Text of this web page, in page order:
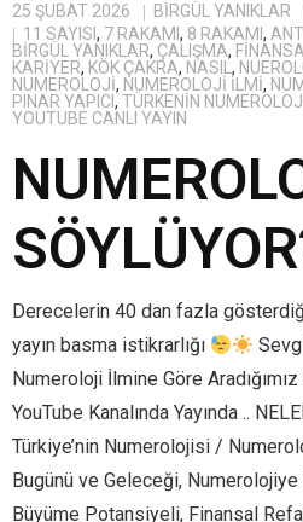
25 ŞUBAT 2026 BIRGÜL YANIKLAR
11 SAYISI , 7 RAKAMI , 8 RAKAMI ,
BIRGÜL YANIKLAR, ÇALIŞMA,
KARIYER, KÖK ÇAKRA, NASIL,
NUMEROLOJI, NUMEROLOJI İLMI,
PINAR YAPICI , TÜRKENIN
YOUTUBE CANLI YAYIN
Derecelerin 40 dan fazla
yayın basma istikrarlığı
Numeroloji İlmine Göre
YouTube Kanalında Yayında ..
Türkiye’nin Numerolojisi /
Bugünü ve Geleceği, Numerolojiye
Büyüme Potansiyeli, Finansal